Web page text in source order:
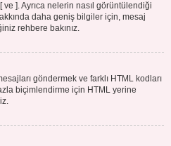
]. Ayrıca nelerin nasıl görüntülendiği
daha geniş bilgiler için, mesaj
rehbere bakınız.
göndermek ve farklı HTML kodları
biçimlendirme için HTML yerine